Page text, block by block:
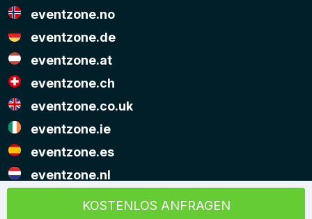
KOSTENLOS ANFRAGEN
eventzone.no
eventzone.de
eventzone.at
eventzone.ch
eventzone.co.uk
eventzone.ie
eventzone.es
eventzone.nl
© Copyright Eventzone 2026